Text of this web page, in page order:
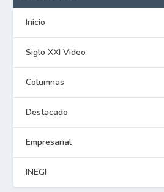
Inicio
Siglo XXI Video
Columnas
Destacado
Empresarial
INEGI